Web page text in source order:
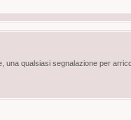
una qualsiasi segnalazione per